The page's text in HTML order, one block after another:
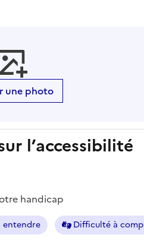
une photo
l’accessibilité
handicap
entendre Difficulté à